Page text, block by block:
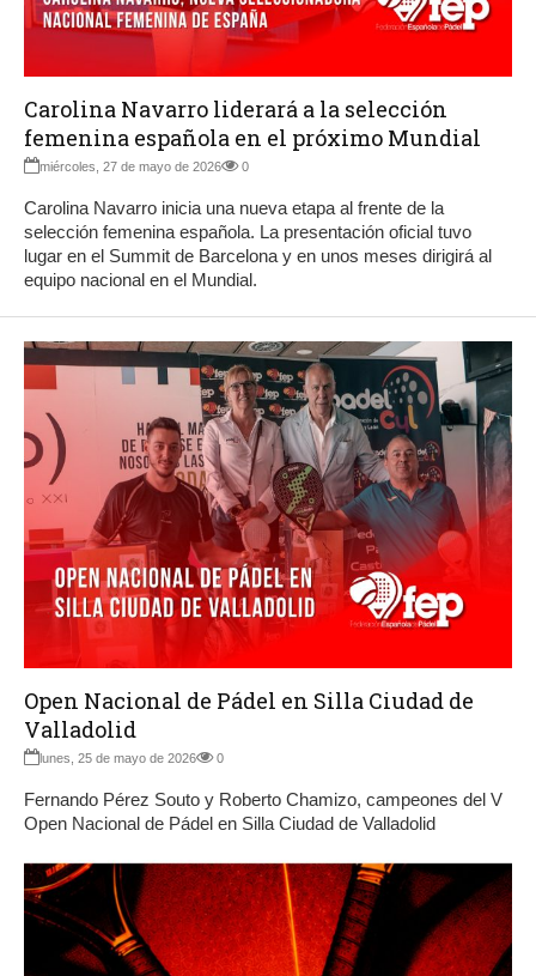
Carolina Navarro liderará a la selección
femenina española en el próximo Mundial
miércoles, 27 de mayo de 2026 0
Carolina Navarro inicia una nueva etapa al frente de la
selección femenina española. La presentación oficial tuvo
lugar en el Summit de Barcelona y en unos meses dirigirá al
equipo nacional en el Mundial.
Open Nacional de Pádel en Silla Ciudad de
Valladolid
lunes, 25 de mayo de 2026 0
Fernando Pérez Souto y Roberto Chamizo, campeones del V
Open Nacional de Pádel en Silla Ciudad de Valladolid